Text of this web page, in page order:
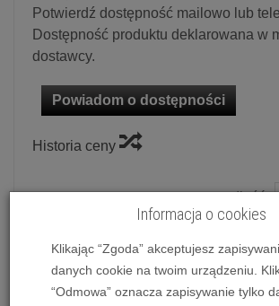
Potwierdź dostępność mailowo lub
Dostępność produktu deklarowana w
dostawcy.
Powiadom o dostępności
Historia ceny
Ilość:
dodaj
Informacja o cookies
Klikając “Zgoda” akceptujesz
danych cookie na twoim urządzeniu.
“Odmowa” oznacza zapisywanie tylko